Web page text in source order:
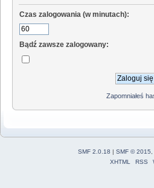
Czas zalogowania (w minutach):
Bądź zawsze zalogowany:
Zapomniałeś
SMF 2.0.18 SMF © 2015,
XHTML
RSS